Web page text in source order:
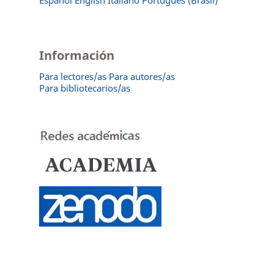
Información
Para lectores/as Para autores/as
Para bibliotecarios/as